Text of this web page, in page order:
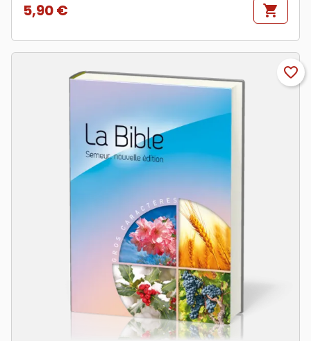
Prix
5,90 € shopping_cart
favorite_border